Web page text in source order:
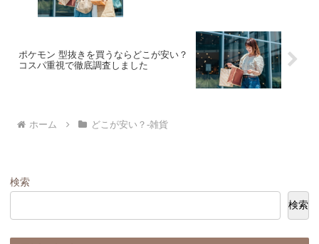
ポケモン 型抜きを買うならどこが安い？
コスパ重視で徹底調査しました
ホーム どこが安い？-雑貨
検索
検索